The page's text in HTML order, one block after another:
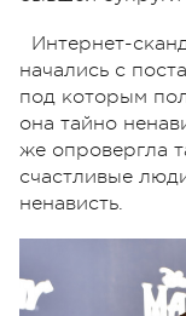
Интернет-
начались с
под которым
она тайно
же опровергла
счастливые
ненависть.